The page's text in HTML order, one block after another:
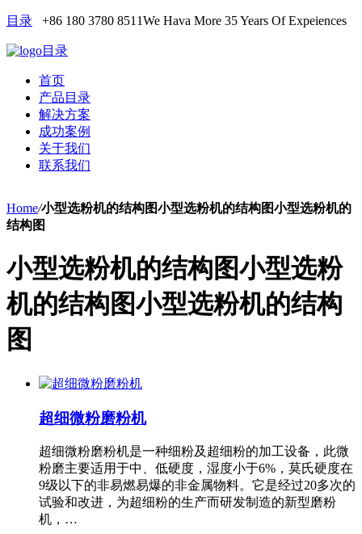
目录 +86 180 3780 8511We Hava More 35 Years Of Expeiences
目录
首页
产品目录
解决方案
成功案例
关于我们
联系我们
Home/小型选粉机的结构图小型选粉机的结构图小型选粉机的
结构图
小型选粉机的结构图小型选粉
机的结构图小型选粉机的结构
图
超细微粉磨粉机
超细微粉磨粉机是一种细粉及超细粉的加工设备，此微
粉磨主要适用于中、低硬度，湿度小于6%，莫氏硬度在
9级以下的非易燃易爆的非金属物料。它是经过20多次的
试验和改进，为超细粉的生产而研发制造的新型磨粉
机，…